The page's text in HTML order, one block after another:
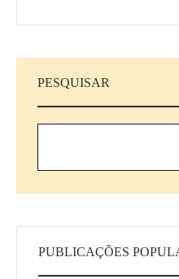
PESQUISAR
PUBLICAÇÕES